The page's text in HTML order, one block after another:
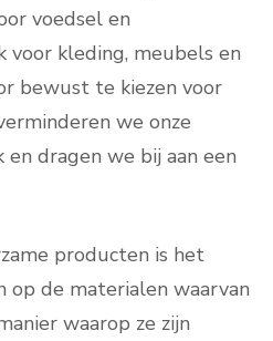
voedsel en
voor kleding, meubels en
bewust te kiezen voor
we onze
dragen we bij aan een
producten is het
de materialen waarvan
waarop ze zijn